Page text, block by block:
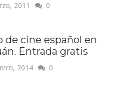
2011 0
de cine español en
Entrada gratis
2014 0